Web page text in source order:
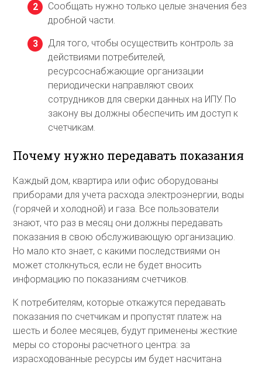
Сообщать нужно только целые значения без
дробной части.
Для того, чтобы осуществить контроль за
действиями потребителей,
ресурсоснабжающие организации
периодически направляют своих
сотрудников для сверки данных на ИПУ. По
закону вы должны обеспечить им доступ к
счетчикам.
Почему нужно передавать показания
Каждый дом, квартира или офис оборудованы
приборами для учета расхода электроэнергии, воды
(горячей и холодной) и газа. Все пользователи
знают, что раз в месяц они должны передавать
показания в свою обслуживающую организацию.
Но мало кто знает, с какими последствиями он
может столкнуться, если не будет вносить
информацию по показаниям счетчиков.
К потребителям, которые откажутся передавать
показания по счетчикам и пропустят платеж на
шесть и более месяцев, будут применены жесткие
меры со стороны расчетного центра: за
израсходованные ресурсы им будет насчитана